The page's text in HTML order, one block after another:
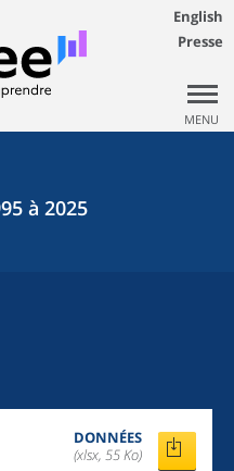
English
Presse
MENU
à 2025
DONNÉES
(xlsx, 55 Ko)